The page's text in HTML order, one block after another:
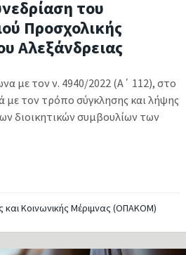
του
Προσχολικής
Αλεξάνδρειας
με τον ν. 4940/2022 (Α΄ 112), στο
με τον τρόπο σύγκλησης και λήψης
διοικητικών συμβουλίων των
Κοινωνικής Μέριμνας (ΟΠΑΚΟΜ)